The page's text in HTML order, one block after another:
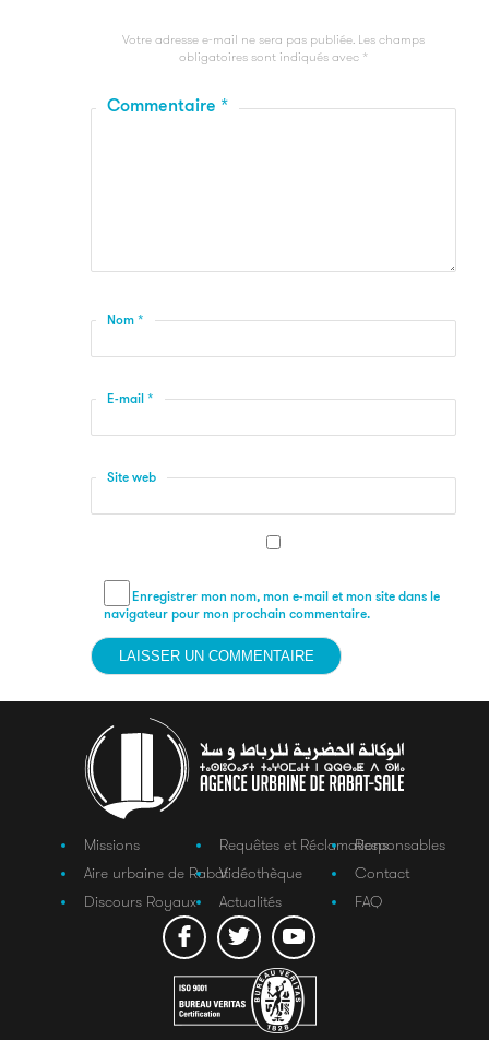
Votre adresse e-mail ne sera pas publiée. Les champs
obligatoires sont indiqués avec *
Commentaire *
Nom *
E-mail *
Site web
Enregistrer mon nom, mon e-mail et mon site dans le
navigateur pour mon prochain commentaire.
Missions
Aire urbaine de Rabat
Discours Royaux
Requêtes et Réclamations
Vidéothèque
Actualités
Responsables
Contact
FAQ